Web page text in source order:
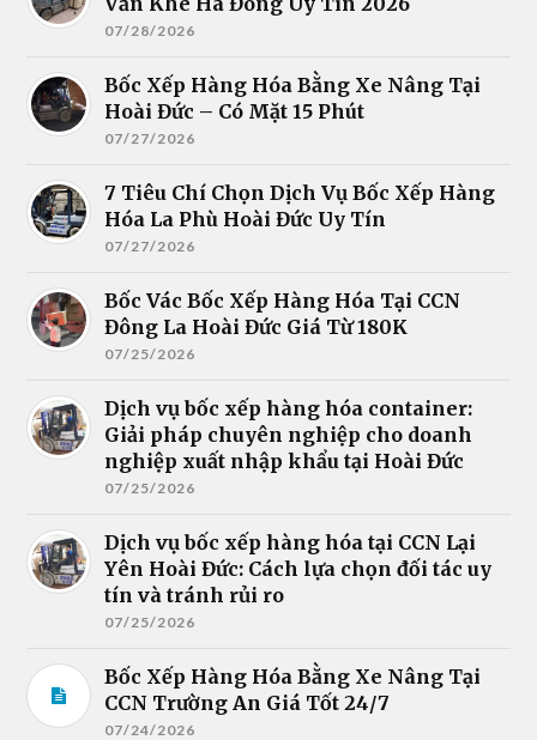
07/28/2026
Bốc Xếp Hàng Hóa Bằng Xe Nâng Tại
Hoài Đức – Có Mặt 15 Phút
07/27/2026
7 Tiêu Chí Chọn Dịch Vụ Bốc Xếp Hàng
Hóa La Phù Hoài Đức Uy Tín
07/27/2026
Bốc Vác Bốc Xếp Hàng Hóa Tại CCN
Đông La Hoài Đức Giá Từ 180K
07/25/2026
Dịch vụ bốc xếp hàng hóa container:
Giải pháp chuyên nghiệp cho doanh
nghiệp xuất nhập khẩu tại Hoài Đức
07/25/2026
Dịch vụ bốc xếp hàng hóa tại CCN Lại
Yên Hoài Đức: Cách lựa chọn đối tác uy
tín và tránh rủi ro
07/25/2026
Bốc Xếp Hàng Hóa Bằng Xe Nâng Tại
CCN Trường An Giá Tốt 24/7
07/24/2026